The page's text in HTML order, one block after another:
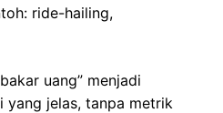
ride-hailing,
uang” menjadi
yang jelas, tanpa metrik